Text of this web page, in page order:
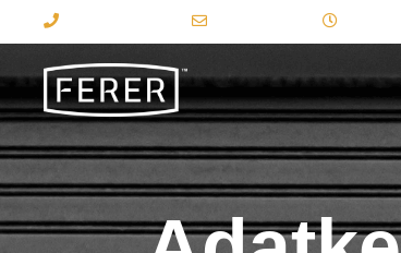
ferer@fer-er.hu